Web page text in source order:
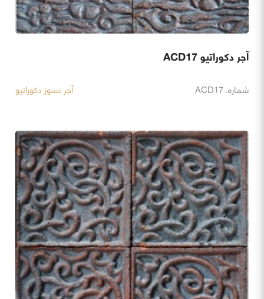
آجر دکوراتیو ACD17
شماره. ACD17 آجر نسوز دکوراتیو